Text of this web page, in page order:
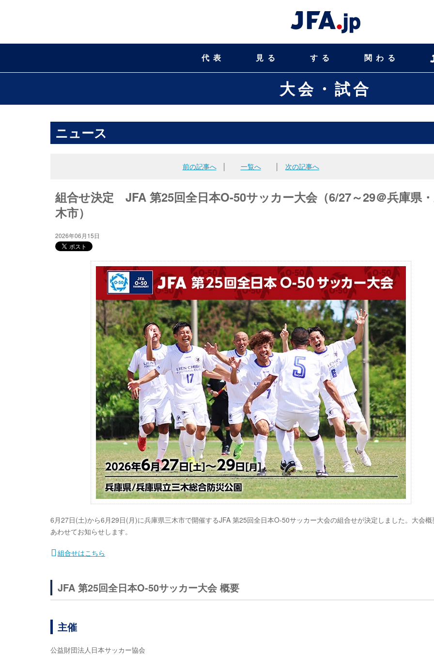
代表 見る する 関わる
大会・試合
ニュース
前の記事へ│ 一覧へ 次の記事へ
組合せ決定 JFA 第25回全日本O-50サッカー大会（6/27～29＠兵庫県
木市）
2026年06月15日
6月27日(土)から6月29日(月)に兵庫県三木市で開催するJFA 第25回全日本O-50サッカー大会の組合せが決定しました。大会概
あわせてお知らせします。
組合せはこちら
JFA 第25回全日本O-50サッカー大会 概要
主催
公益財団法人日本サッカー協会